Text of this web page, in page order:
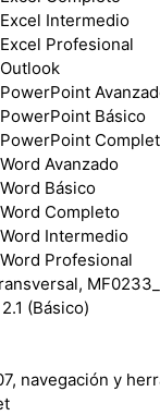
Intermedio
Profesional
Básico
Avanzado
Básico
Completo
Intermedio
Profesional
(Básico)
navegación y